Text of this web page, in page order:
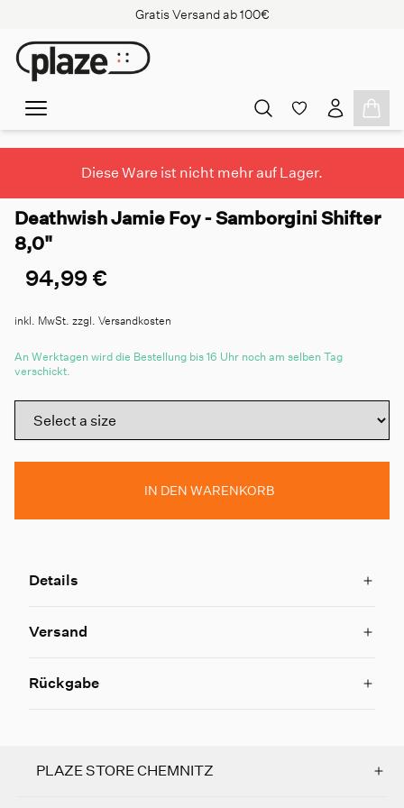
Gratis Versand ab 100€
Diese Ware ist nicht mehr auf Lager.
Deathwish Jamie Foy - Samborgini Shifter
8,0"
94,99 €
inkl. MwSt. zzgl. Versandkosten
An Werktagen wird die Bestellung bis 16 Uhr noch am selben Tag
verschickt.
IN DEN WARENKORB
Details
Versand
Rückgabe
PLAZE STORE CHEMNITZ